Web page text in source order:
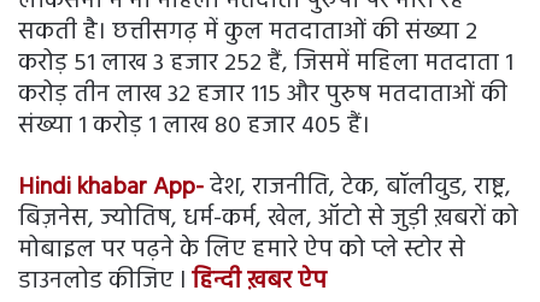
सकती है। छत्तीसगढ़ में कुल मतदाताओं की संख्या 2
करोड़ 51 लाख 3 हजार 252 हैं, जिसमें महिला मतदाता 1
करोड़ तीन लाख 32 हजार 115 और पुरुष मतदाताओं की
संख्या 1 करोड़ 1 लाख 80 हजार 405 हैं।
Hindi khabar App-देश, राजनीति, टेक, बॉलीवुड, राष्ट्र,
बिज़नेस, ज्योतिष, धर्म-कर्म, खेल, ऑटो से जुड़ी ख़बरों को
मोबाइल पर पढ़ने के लिए हमारे ऐप को प्ले स्टोर से
डाउनलोड कीजिए lहिन्दी ख़बर ऐप